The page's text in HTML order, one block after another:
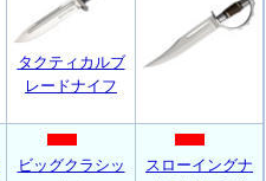
タクティカルブ
レードナイフ
ビッグクラシッ
スローイングナ